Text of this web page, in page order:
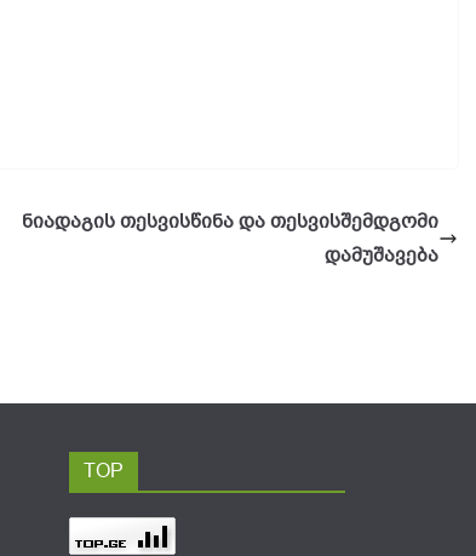
ნიადაგის თესვისწინა და თესვისშემდგომი
დამუშავება
TOP